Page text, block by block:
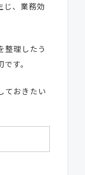
じ、業務効
整理したう
す。
ておきたい